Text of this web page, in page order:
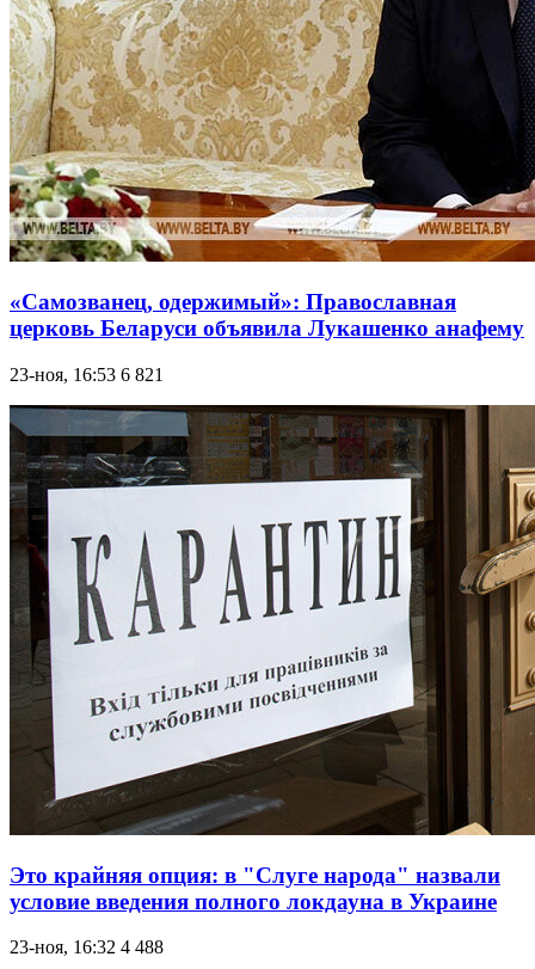
«Самозванец, одержимый»: Православная
церковь Беларуси объявила Лукашенко анафему
23-ноя, 16:53 6 821
Это крайняя опция: в "Слуге народа" назвали
условие введения полного локдауна в Украине
23-ноя, 16:32 4 488